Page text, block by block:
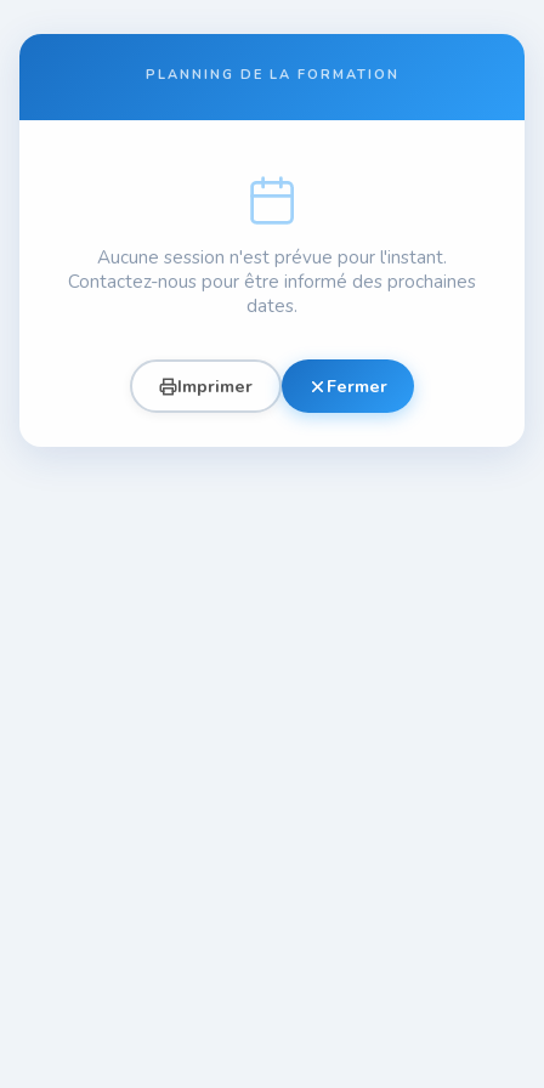
PLANNING DE LA FORMATION
Aucune session n'est prévue pour l'instant.
Contactez-nous pour être informé des prochaines
dates.
Imprimer Fermer